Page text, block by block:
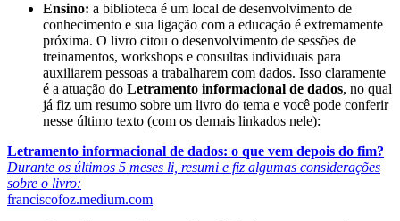
Ensino: a biblioteca é um local de desenvolvimento de
conhecimento e sua ligação com a educação é extremamente
próxima. O livro citou o desenvolvimento de sessões de
treinamentos, workshops e consultas individuais para
auxiliarem pessoas a trabalharem com dados. Isso claramente
é a atuação do Letramento informacional de dados, no qual
já fiz um resumo sobre um livro do tema e você pode conferir
nesse último texto (com os demais linkados nele):
Letramento informacional de dados: o que vem depois do fim?
Durante os últimos 5 meses li, resumi e fiz algumas considerações
sobre o livro:
franciscofoz.medium.com